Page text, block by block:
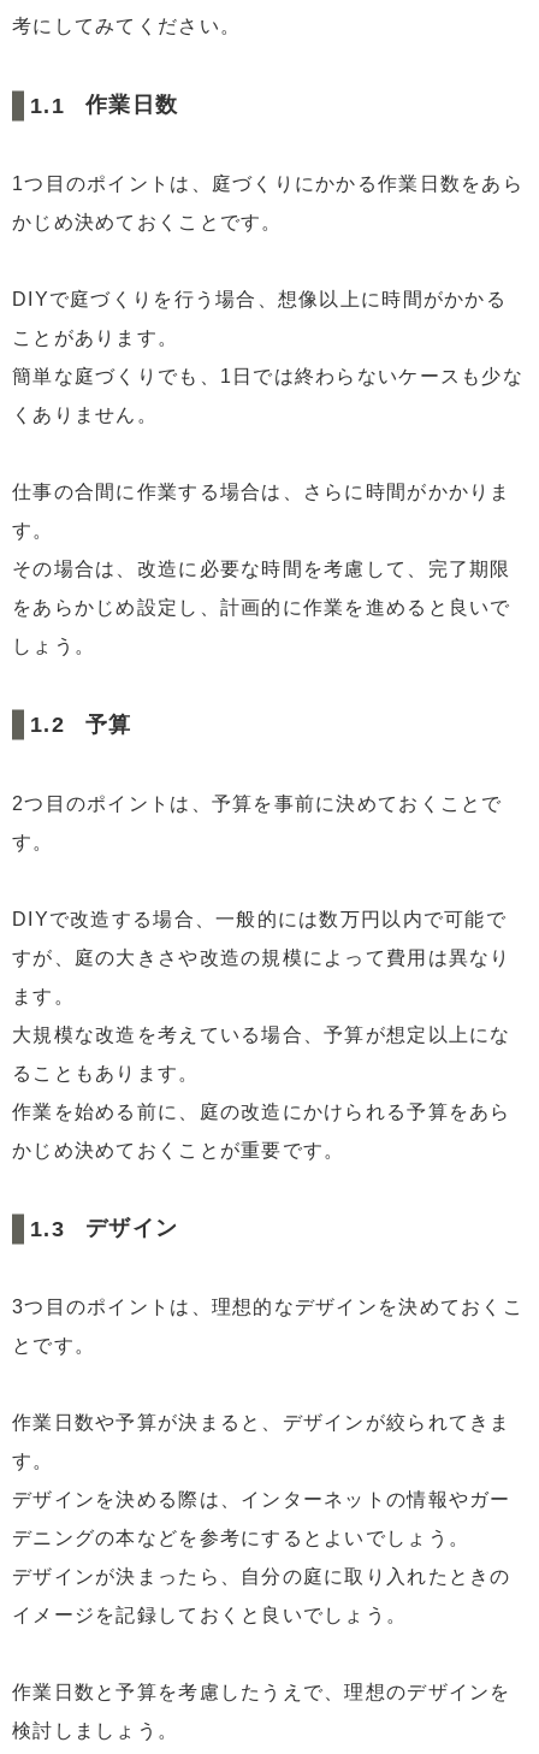
考にしてみてください。
作業日数
1つ目のポイントは、庭づくりにかかる作業日数をあら
かじめ決めておくことです。
DIYで庭づくりを行う場合、想像以上に時間がかかる
ことがあります。
簡単な庭づくりでも、1日では終わらないケースも少な
くありません。
仕事の合間に作業する場合は、さらに時間がかかりま
す。
その場合は、改造に必要な時間を考慮して、完了期限
をあらかじめ設定し、計画的に作業を進めると良いで
しょう。
予算
2つ目のポイントは、予算を事前に決めておくことで
す。
DIYで改造する場合、一般的には数万円以内で可能で
すが、庭の大きさや改造の規模によって費用は異なり
ます。
大規模な改造を考えている場合、予算が想定以上にな
ることもあります。
作業を始める前に、庭の改造にかけられる予算をあら
かじめ決めておくことが重要です。
デザイン
3つ目のポイントは、理想的なデザインを決めておくこ
とです。
作業日数や予算が決まると、デザインが絞られてきま
す。
デザインを決める際は、インターネットの情報やガー
デニングの本などを参考にするとよいでしょう。
デザインが決まったら、自分の庭に取り入れたときの
イメージを記録しておくと良いでしょう。
作業日数と予算を考慮したうえで、理想のデザインを
検討しましょう。